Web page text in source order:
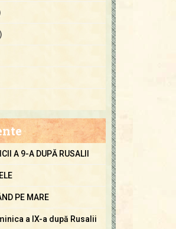
A 9-A DUPĂ RUSALII
PE MARE
a IX-a după Rusalii